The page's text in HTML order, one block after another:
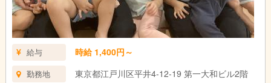
給与 時給 1,400円～
勤務地 東京都江戸川区平井4-12-19 第一大和ビル2階